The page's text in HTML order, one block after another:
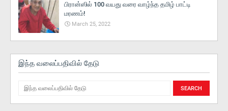
பிரான்ஸில் 100 வயது வரை வாழ்ந்த தமிழ் பாட்டி
மரணம்!
March 25, 2022
இந்த வலைப்பதிவில் தேடு